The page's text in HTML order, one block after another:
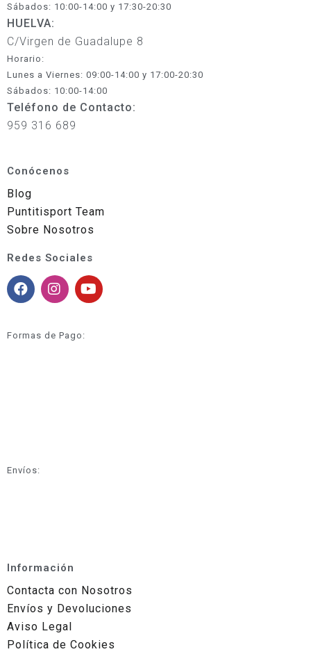
Sábados: 10:00-14:00 y 17:30-20:30
HUELVA:
C/Virgen de Guadalupe 8
Horario:
Lunes a Viernes: 09:00-14:00 y 17:00-20:30
Sábados: 10:00-14:00
Teléfono de Contacto:
959 316 689
Conócenos
Blog
Puntitisport Team
Sobre Nosotros
Redes Sociales
Formas de Pago:
Envíos:
Información
Contacta con Nosotros
Envíos y Devoluciones
Aviso Legal
Política de Cookies